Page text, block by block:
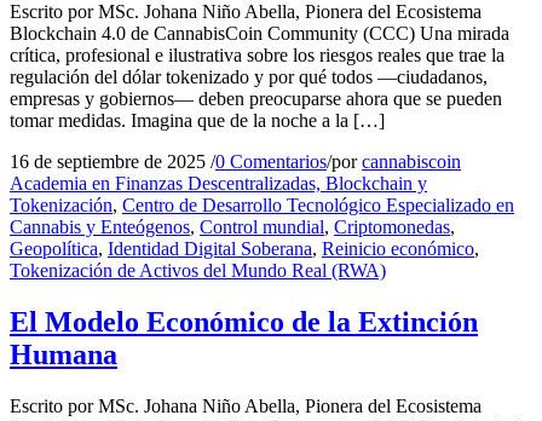
Escrito por MSc. Johana Niño Abella, Pionera del Ecosistema
Blockchain 4.0 de CannabisCoin Community (CCC) Una mirada
crítica, profesional e ilustrativa sobre los riesgos reales que trae la
regulación del dólar tokenizado y por qué todos —ciudadanos,
empresas y gobiernos— deben preocuparse ahora que se pueden
tomar medidas. Imagina que de la noche a la […]
16 de septiembre de 2025 /0 Comentarios/porcannabiscoin
Academia en Finanzas Descentralizadas, Blockchain y
Tokenización, Centro de Desarrollo Tecnológico Especializado en
Cannabis y Enteógenos, Control mundial, Criptomonedas,
Geopolítica, Identidad Digital Soberana, Reinicio económico,
Tokenización de Activos del Mundo Real (RWA)
El Modelo Económico de la Extinción
Humana
Escrito por MSc. Johana Niño Abella, Pionera del Ecosistema